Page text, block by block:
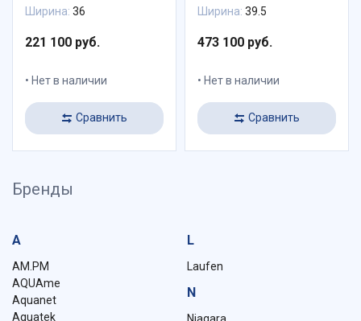
Ширина: 36
221 100 руб.
Нет в наличии
Сравнить
Ширина: 39.5
473 100 руб.
Нет в наличии
Сравнить
Бренды
A
AM.PM
AQUAme
Aquanet
Aquatek
L
Laufen
N
Niagara